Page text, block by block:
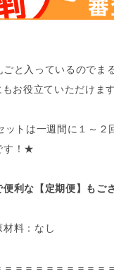
と入っているのでま
お役立ていただけます
トは一週間に１～２
す！★
利な【定期便】もご
材料：なし
＝＝＝＝＝＝＝＝＝＝